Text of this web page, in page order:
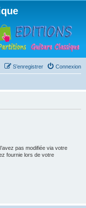
Connexion
S’enregistrer
pas modifiée via votre
fournie lors de votre